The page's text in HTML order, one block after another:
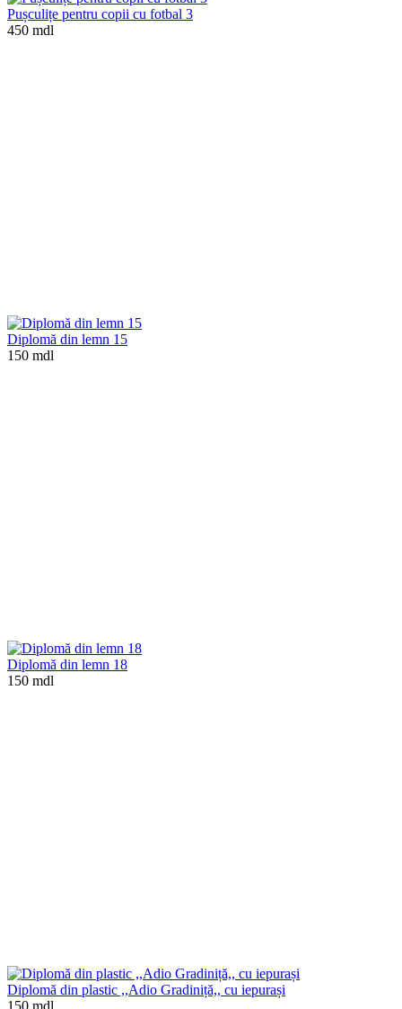
Pușculițe pentru copii cu fotbal 3
450 mdl
Diplomă din lemn 15
150 mdl
Diplomă din lemn 18
150 mdl
Diplomă din plastic ,,Adio Gradiniță,, cu iepurași
150 mdl